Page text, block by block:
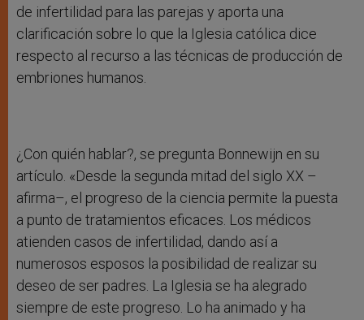
de infertilidad para las parejas y aporta una
clarificación sobre lo que la Iglesia católica dice
respecto al recurso a las técnicas de producción de
embriones humanos.
¿Con quién hablar?, se pregunta Bonnewijn en su
artículo. «Desde la segunda mitad del siglo XX –
afirma–, el progreso de la ciencia permite la puesta
a punto de tratamientos eficaces. Los médicos
atienden casos de infertilidad, dando así a
numerosos esposos la posibilidad de realizar su
deseo de ser padres. La Iglesia se ha alegrado
siempre de este progreso. Lo ha animado y ha